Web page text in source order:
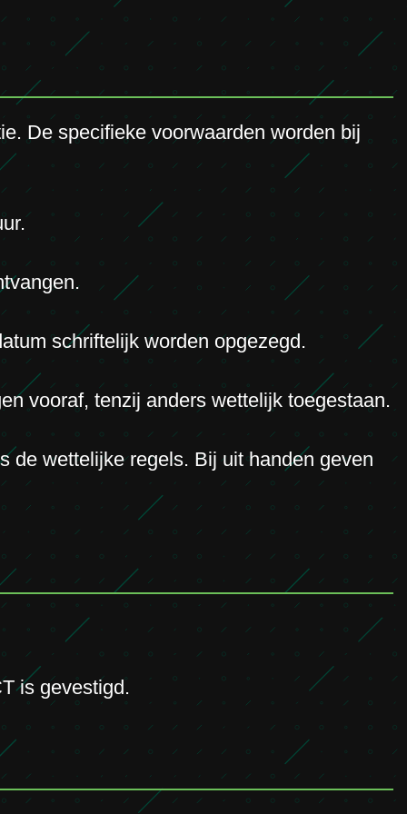
De specifieke voorwaarden worden bij
schriftelijk worden opgezegd.
vooraf, tenzij anders wettelijk toegestaan.
de wettelijke regels. Bij uit handen geven
is gevestigd.